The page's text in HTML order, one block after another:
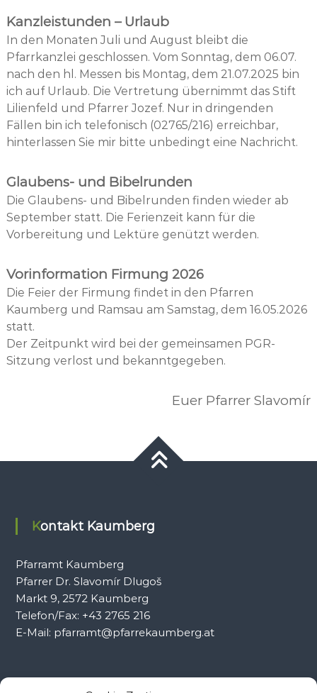
Kanzleistunden – Urlaub
In den Monaten Juli und August bleibt die
Pfarrkanzlei geschlossen. Vom Sonntag, dem 06.07.
nach den hl. Messen bis Montag, dem 21.07.2025 bin
ich auf Urlaub. Die Vertretung übernimmt das Stift
Lilienfeld und Pfarrer Jozef. Nur in dringenden
Fällen bin ich telefonisch (02765/216) erreichbar,
hinterlassen Sie mir bitte unbedingt eine Nachricht.
Glaubens- und Bibelrunden
Die Glaubens- und Bibelrunden finden wieder ab
September statt. Die Ferienzeit kann für die
Vorbereitung und Lektüre genützt werden.
Vorinformation Firmung 2026
Die Feier der Firmung findet in den Pfarren
Kaumberg und Ramsau am Samstag, dem 16.05.2026
statt.
Der Zeitpunkt wird bei der gemeinsamen PGR-
Sitzung verlost und bekanntgegeben.
Euer Pfarrer Slavomír
Kontakt Kaumberg
Pfarramt Kaumberg
Pfarrer Dr. Slavomír Dlugoš
Markt 9, 2572 Kaumberg
Telefon/Fax: +43 2765 216
E-Mail: pfarramt@pfarrekaumberg.at